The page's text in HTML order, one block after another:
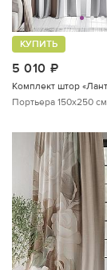
5 010
КУПИТЬ
Портьера 150х250